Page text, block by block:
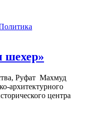
Руфат Махмуд
архитектурного
центра